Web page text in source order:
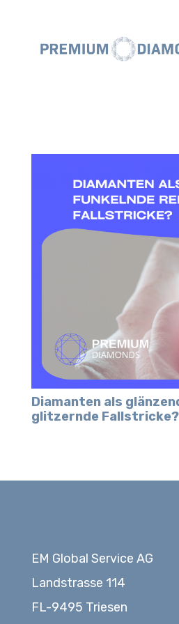
Diamanten als
glitzernde Fallstricke?
EM Global Service AG
Landstrasse 114
FL-9495 Triesen